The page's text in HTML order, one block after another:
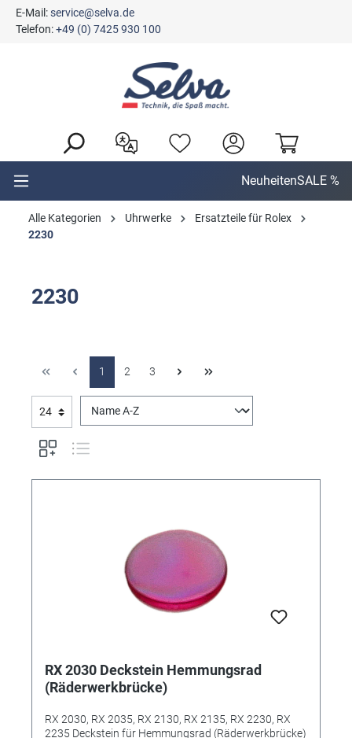
springen
E-Mail:service@selva.de
Telefon:+49 (0) 7425 930 100
NeuheitenSALE %
Alle Kategorien Uhrwerke
Ersatzteile für Rolex
2230
2230
1 2 3
RX 2030 Deckstein Hemmungsrad
(Räderwerkbrücke)
RX 2030, RX 2035, RX 2130, RX 2135, RX 2230, RX
2235 Deckstein für Hemmungsrad (Räderwerkbrücke)